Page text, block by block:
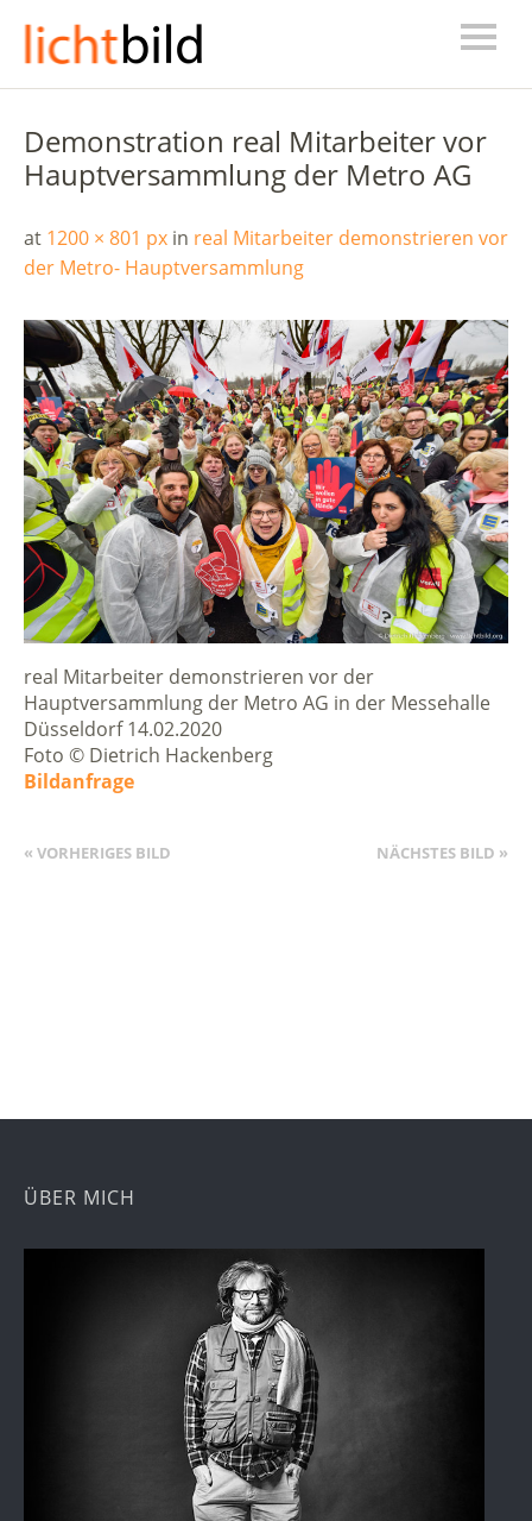
Demonstration real Mitarbeiter vor
Hauptversammlung der Metro AG
at 1200 × 801 px in real Mitarbeiter demonstrieren vor
der Metro- Hauptversammlung
real Mitarbeiter demonstrieren vor der
Hauptversammlung der Metro AG in der Messehalle
Düsseldorf 14.02.2020
Foto © Dietrich Hackenberg
Bildanfrage
« VORHERIGES BILD NÄCHSTES BILD »
ÜBER MICH